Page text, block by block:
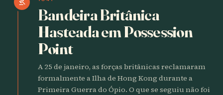
Bandeira Britânica
Hasteada em Possession
Point
A 25 de janeiro, as forças britânicas reclamaram
formalmente a Ilha de Hong Kong durante a
Primeira Guerra do Ópio. O que se seguiu não foi